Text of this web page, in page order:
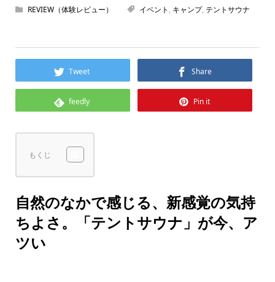
REVIEW（体験レビュー） イベント , キャンプ, テントサウナ
Tweet Share
feedly Pin it
もくじ
自然のなかで感じる、新感覚の気持
ちよさ。「テントサウナ」が今、ア
ツい